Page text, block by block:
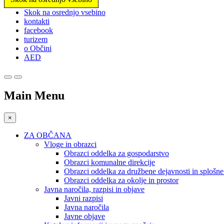
Prosimo,
upoštevajte:
spletno
mesto
vključuje
sistem
Pritisnite
F11,
prilagodite
spletno
slabovidnim,
Skok na osrednjo vsebino
kontakti
facebook
turizem
o Občini
AED
Main Menu
×
ZA OBČANA
Vloge in obrazci
Obrazci oddelka za gospodarstvo
Obrazci komunalne direkcije
Obrazci oddelka za družbene dejavnosti in
Obrazci oddelka za okolje in prostor
Javna naročila, razpisi in objave
Javni razpisi
Javna naročila
Javne objave